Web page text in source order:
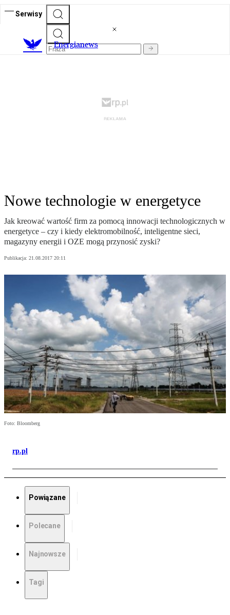
Serwisy
Energianews
Nowe technologie w energetyce
Jak kreować wartość firm za pomocą innowacji technologicznych w
energetyce – czy i kiedy elektromobilność, inteligentne sieci,
magazyny energii i OZE mogą przynosić zyski?
Publikacja: 21.08.2017 20:11
Foto: Bloomberg
rp.pl
Powiązane
Polecane
Najnowsze
Tagi